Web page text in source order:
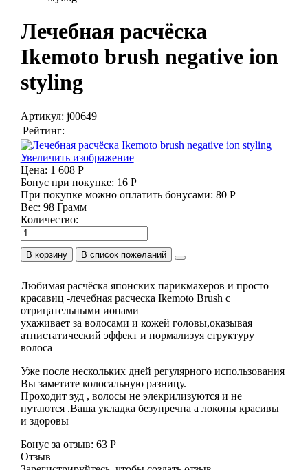
Лечебная расчёска
Ikemoto brush negative ion
styling
Артикул: j00649
Рейтинг:
Увеличить изображение
Цена: 1 608 Р
Бонус при покупке: 16 Р
При покупке можно оплатить бонусами: 80 Р
Вес: 98 Грамм
Количество:
В корзину
Любимая расчёска японских парикмахеров и просто
красавиц -лечебная расческа Ikemoto Brush с
отрицательными ионами
ухаживает за волосами и кожей головы,оказывая
атнистатический эффект и нормализуя структуру
волоса
Уже после нескольких дней регулярного использования
Вы заметите колосальную разницу.
Проходит зуд , волосы не элекрилизуются и не
путаются .Ваша укладка безупречна а локоны красивы
и здоровы
Бонус за отзыв: 63 Р
Отзыв